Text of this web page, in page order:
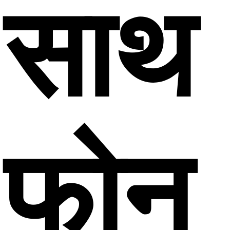
साथ
फोन